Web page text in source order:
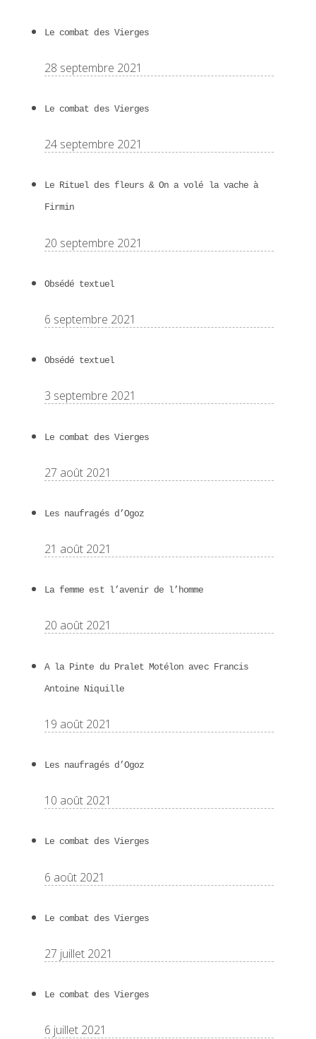
Le combat des Vierges
28 septembre 2021
Le combat des Vierges
24 septembre 2021
Le Rituel des fleurs & On a volé la vache à
Firmin
20 septembre 2021
Obsédé textuel
6 septembre 2021
Obsédé textuel
3 septembre 2021
Le combat des Vierges
27 août 2021
Les naufragés d’Ogoz
21 août 2021
La femme est l’avenir de l’homme
20 août 2021
A la Pinte du Pralet Motélon avec Francis
Antoine Niquille
19 août 2021
Les naufragés d’Ogoz
10 août 2021
Le combat des Vierges
6 août 2021
Le combat des Vierges
27 juillet 2021
Le combat des Vierges
6 juillet 2021